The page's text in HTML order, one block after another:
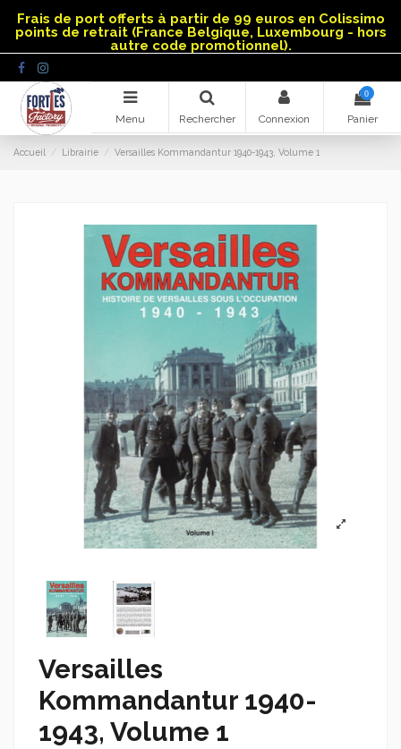
Frais de port offerts à partir de 99 euros en Colissimo
points de retrait (France Belgique, Luxembourg - hors
autre code promotionnel).
Menu Rechercher Connexion
0
Panier
Accueil Librairie Versailles Kommandantur 1940-1943, Volume 1
Versailles
Kommandantur 1940-
1943, Volume 1